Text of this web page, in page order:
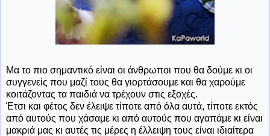
Μα το πιο σημαντικό είναι οι άνθρωποι που θα δούμε κι οι
συγγενείς που μαζί τους θα γιορτάσουμε και θα χαρούμε
κοιτάζοντας τα παιδιά να τρέχουν στις εξοχές.
Έτσι και φέτος δεν έλειψε τίποτε από όλα αυτά, τίποτε εκτός
από αυτούς που χάσαμε κι από αυτούς που αγαπάμε κι είναι
μακριά μας κι αυτές τις μέρες η έλλειψη τους είναι ιδιαίτερα